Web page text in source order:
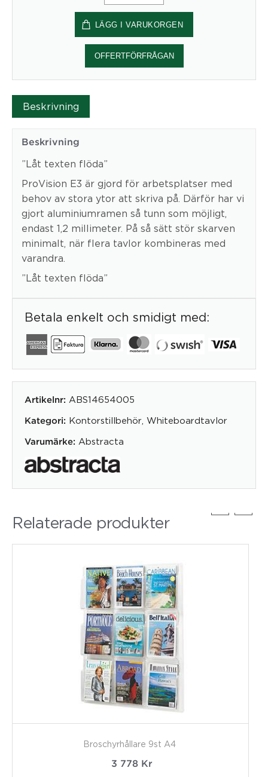
ProVision
e3
emaljyta
794x1097
-
LÄGG I VARUKORGEN
OFFERTFÖRFRÅGAN
Beskrivning
Beskrivning
”Låt texten flöda”
ProVision E3 är gjord för arbetsplatser med
behov av stora ytor att skriva på. Därför har vi
gjort aluminiumramen så tunn som möjligt,
endast 1,2 millimeter. På så sätt stör skarven
minimalt, när flera tavlor kombineras med
varandra.
”Låt texten flöda”
Betala enkelt och smidigt med:
Artikelnr: ABS14654005
Kategori: Kontorstillbehör Whiteboardtavlor
Varumärke: Abstracta
Relaterade produkter
Broschyrhållare 9st A4
3 778 Kr